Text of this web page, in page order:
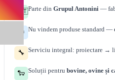
🇮🇹Parte din Grupul Antonini —
🤝 Nu vindem produse standard —
🔧 Serviciu integral: proiectare →
🐑 Soluții pentru bovine, ovine și